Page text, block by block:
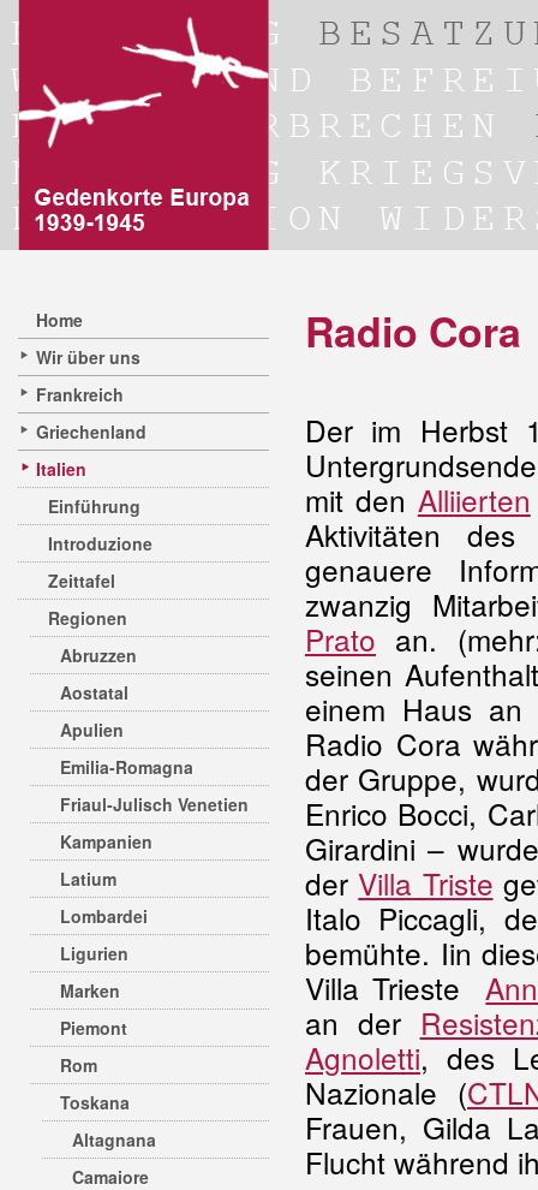
Home
Wir über uns
Frankreich
Griechenland
Italien
Einführung
Introduzione
Zeittafel
Regionen
Abruzzen
Aostatal
Apulien
Emilia-Romagna
Friaul-Julisch Venetien
Kampanien
Latium
Lombardei
Ligurien
Marken
Piemont
Rom
Toskana
Altagnana
Camaiore
Radio Cora
Der im Herbst
mit den Alliierten
Aktivitäten
genauere
zwanzig
Prato an.
seinen
einem Haus
Radio Cora
der Gruppe,
Enrico Bocci,
Girardini –
derVilla Triste
Italo Piccagli,
bemühte. Iin
Villa Trieste
an der
Agnoletti, des
Nazionale (
Frauen, Gilda
Flucht während